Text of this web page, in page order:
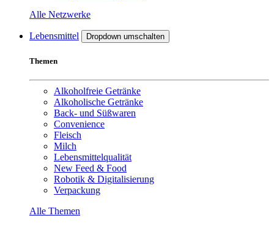
Alle Netzwerke
Lebensmittel Dropdown umschalten
Themen
Alkoholfreie Getränke
Alkoholische Getränke
Back- und Süßwaren
Convenience
Fleisch
Milch
Lebensmittelqualität
New Feed & Food
Robotik & Digitalisierung
Verpackung
Alle Themen